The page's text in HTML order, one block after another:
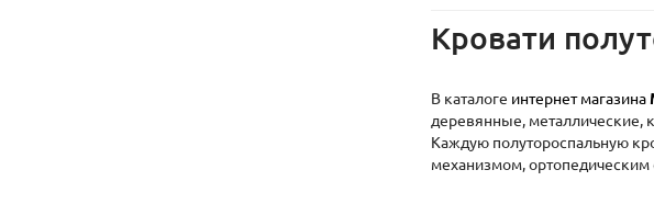
Кровати
В каталоге интернет магазина
деревянные, металлические,
Каждую полутороспальную
механизмом,